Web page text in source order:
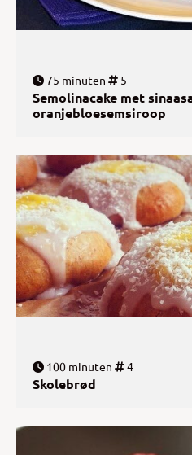
75 minuten 5
Semolinacake met
oranjebloesemsiroop
100 minuten 4
Skolebrød